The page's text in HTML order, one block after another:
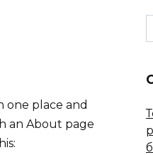
one place and
an About page